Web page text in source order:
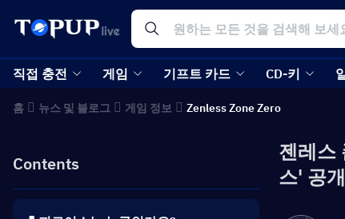
직접 충전 게임 기프트 카드 CD-키
홈 뉴스 및 블로그 게임 정보 Zenless Zone Zero
Contents
젠레스
스' 공